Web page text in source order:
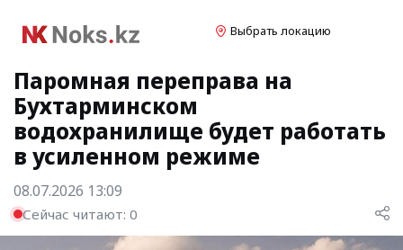
Выбрать локацию
Паромная переправа на
Бухтарминском
водохранилище будет работать
в усиленном режиме
08.07.2026 13:09
Сейчас читают: 0